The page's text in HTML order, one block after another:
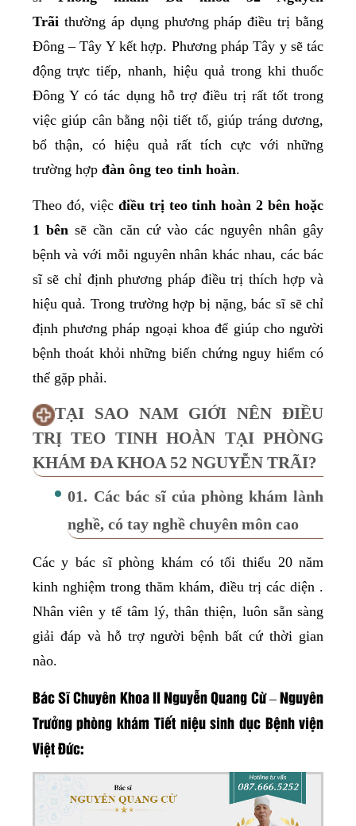
Trãithường áp dụng phương pháp điều trị bằng
Đông – Tây Y kết hợp. Phương pháp Tây y sẽ tác
động trực tiếp, nhanh, hiệu quả trong khi thuốc
Đông Y có tác dụng hỗ trợ điều trị rất tốt trong
việc giúp cân bằng nội tiết tố, giúp tráng dương,
bổ thận, có hiệu quả rất tích cực với những
trường hợp đàn ông teo tinh hoàn.
Theo đó, việc điều trị teo tinh hoàn 2 bên hoặc
1 bênsẽ cần căn cứ vào các nguyên nhân gây
bệnh và với mỗi nguyên nhân khác nhau, các bác
sĩ sẽ chỉ định phương pháp điều trị thích hợp và
hiệu quả. Trong trường hợp bị nặng, bác sĩ sẽ chỉ
định phương pháp ngoại khoa để giúp cho người
bệnh thoát khỏi những biến chứng nguy hiểm có
thể gặp phải.
TẠI SAO NAM GIỚI NÊN ĐIỀU
TRỊ TEO TINH HOÀN TẠI PHÒNG
KHÁM ĐA KHOA 52 NGUYỄN TRÃI?
01. Các bác sĩ của phòng khám lành
nghề, có tay nghề chuyên môn cao
Các y bác sĩ phòng khám có tối thiểu 20 năm
kinh nghiệm trong thăm khám, điều trị các diện .
Nhân viên y tế tâm lý, thân thiện, luôn sẵn sàng
giải đáp và hỗ trợ người bệnh bất cứ thời gian
nào.
Bác Sĩ Chuyên Khoa II Nguyễn Quang Cừ – Nguyên
Trưởng phòng khám Tiết niệu sinh dục Bệnh viện
Việt Đức: